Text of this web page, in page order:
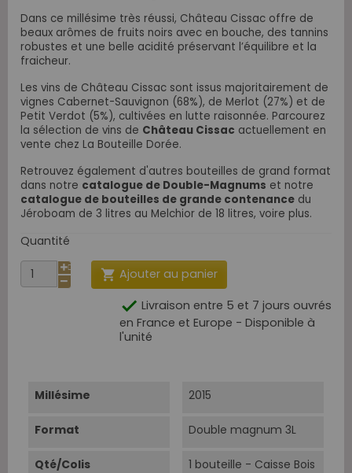
Dans ce millésime très réussi, Château Cissac offre de
beaux arômes de fruits noirs avec en bouche, des tannins
robustes et une belle acidité préservant l’équilibre et la
fraicheur.
Les vins de Château Cissac sont issus majoritairement de
vignes Cabernet-Sauvignon (68%), de Merlot (27%) et de
Petit Verdot (5%), cultivées en lutte raisonnée. Parcourez
la sélection de vins de Château Cissac actuellement en
vente chez La Bouteille Dorée.
Retrouvez également d'autres bouteilles de grand format
dans notre catalogue de Double-Magnums et notre
catalogue de bouteilles de grande contenance du
Jéroboam de 3 litres au Melchior de 18 litres, voire plus.
Quantité
 Ajouter au panier
 Livraison entre 5 et 7 jours ouvrés
en France et Europe - Disponible à
l'unité
Millésime 2015
Format Double magnum 3L
Qté/Colis 1 bouteille - Caisse Bois